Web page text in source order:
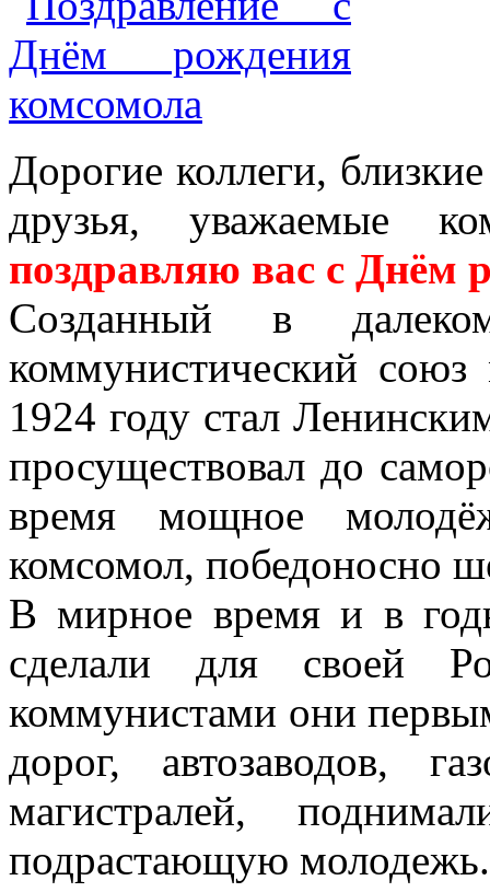
Дорогие коллеги,
друзья, уважаемые
поздравляю вас с Днём
Созданный в
коммунистический
1924 году стал
просуществовал до
время мощное
комсомол, победоносно
В мирное время и в
сделали для своей
коммунистами они
дорог, автозаводов,
магистралей,
подрастающую молодежь.